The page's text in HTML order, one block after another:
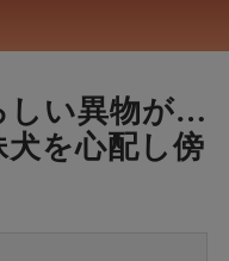
しい異物が…
を心配し傍